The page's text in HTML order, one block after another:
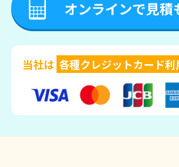
当社は 各種クレジットカード利